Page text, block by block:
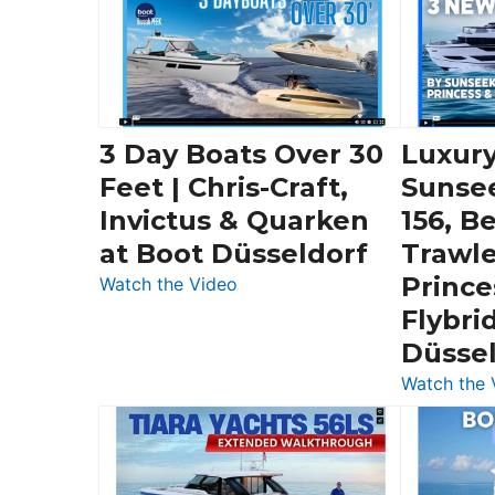
3 Day Boats Over 30
Feet | Chris-Craft,
Invictus & Quarken
at Boot Düsseldorf
Watch the Video
30
Feet
|
156,
Watch the